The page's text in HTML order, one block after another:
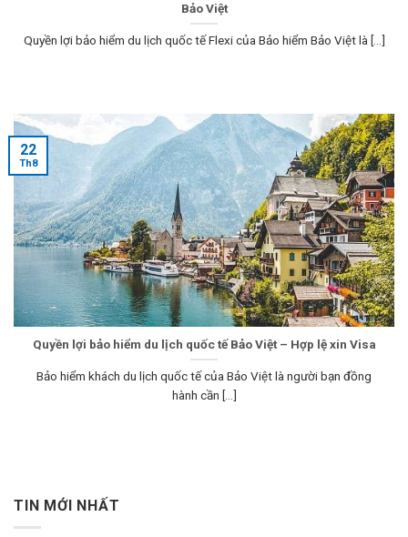
Bảo Việt
Quyền lợi bảo hiểm du lịch quốc tế Flexi của Bảo hiểm Bảo Việt là [...]
Quyền lợi bảo hiểm du lịch quốc tế Bảo Việt – Hợp lệ xin Visa
Bảo hiểm khách du lịch quốc tế của Bảo Việt là người bạn đồng
hành cần [...]
22
Th8
TIN MỚI NHẤT